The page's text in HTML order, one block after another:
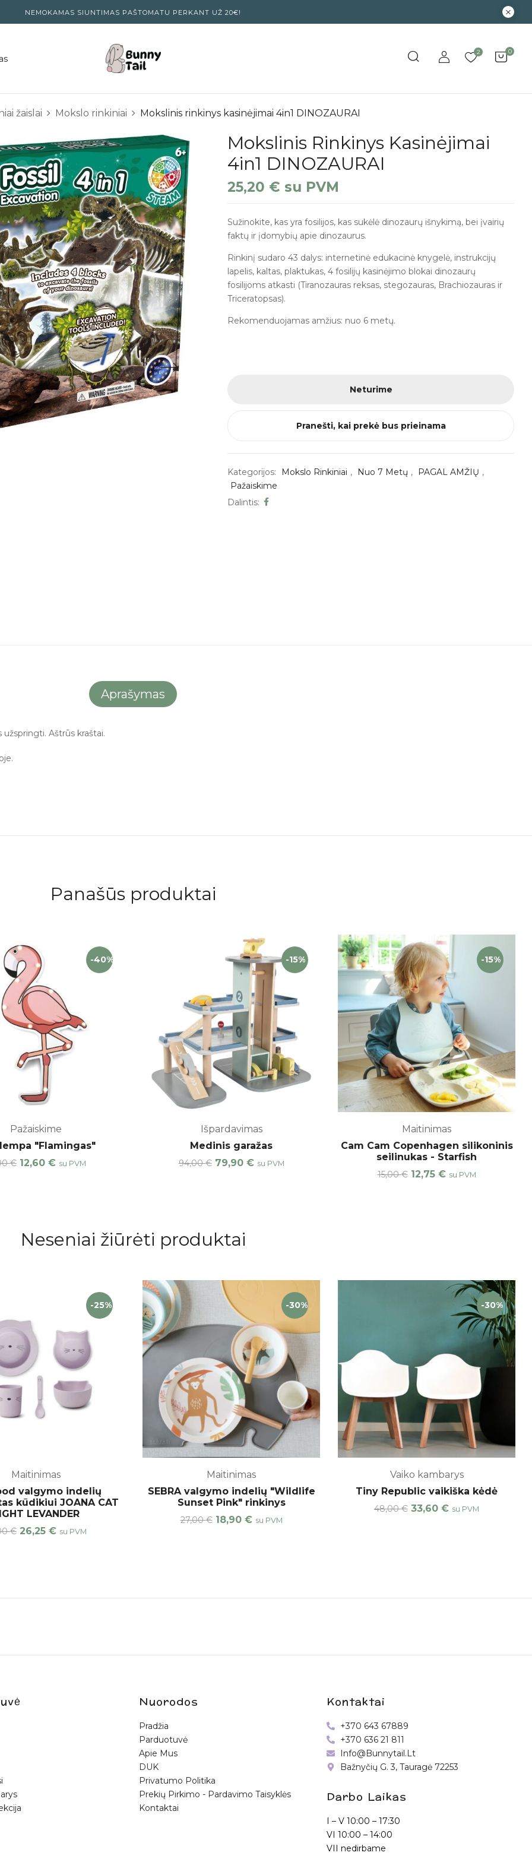
NEMOKAMAS SIUNTIMAS PAŠTOMATU PERKANT UŽ 20€!
2 0
žaislai Mokslo rinkiniai Mokslinis rinkinys kasinėjimai 4in1 DINOZAURAI
Mokslinis Rinkinys Kasinėjimai
4in1 DINOZAURAI
25,20 € su PVM
Sužinokite, kas yra fosilijos, kas sukėlė dinozaurų išnykimą, bei įvairių
faktų ir įdomybių apie dinozaurus.
Rinkinį sudaro 43 dalys: internetinė edukacinė knygelė, instrukcijų
lapelis, kaltas, plaktukas, 4 fosilijų kasinėjimo blokai dinozaurų
fosilijoms atkasti (Tiranozauras reksas, stegozauras, Brachiozauras ir
Triceratopsas).
Rekomenduojamas amžius: nuo 6 metų.
Neturime
Pranešti, kai prekė bus prieinama
Kategorijos: Mokslo Rinkiniai , Nuo 7 Metų , PAGAL AMŽIŲ ,
Pažaiskime
Dalintis:
Aprašymas
Aštrūs kraštai.
Panašūs produktai
-40%
Pažaiskime
"Flamingas"
€ 12,60 € su PVM
-15%
Išpardavimas
Medinis garažas
94,00€ 79,90 € su PVM
-15%
Maitinimas
Cam Cam Copenhagen silikoninis
seilinukas - Starfish
15,00€ 12,75 € su PVM
Neseniai žiūrėti produktai
-25%
Maitinimas
valgymo indelių
kūdikiui JOANA CAT
LEVANDER
€ 26,25 € su PVM
-30%
Maitinimas
SEBRA valgymo indelių "Wildlife
Sunset Pink" rinkinys
27,00€ 18,90 € su PVM
-30%
Vaiko kambarys
Tiny Republic vaikiška kėdė
48,00€ 33,60 € su PVM
Nuorodos
Pradžia
Parduotuvė
Apie Mus
DUK
Privatumo Politika
Prekių Pirkimo - Pardavimo Taisyklės
Kontaktai
Kontaktai
+370 643 67889
+370 636 21 811
Info@bunnytail.lt
Bažnyčių G. 3, Tauragė 72253
Darbo Laikas
I – V 10:00 – 17:30
VI 10:00 – 14:00
VII nedirbame